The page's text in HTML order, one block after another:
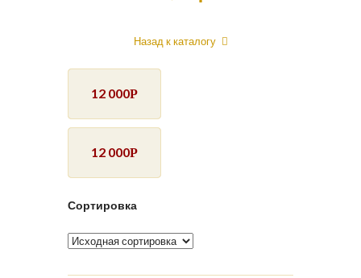
Назад к каталогу
12 000Р
12 000Р
Сортировка